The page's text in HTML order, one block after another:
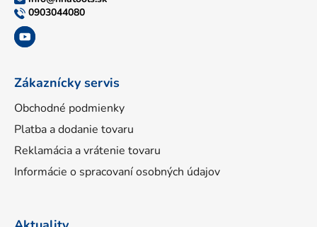
0903044080
Zákaznícky servis
Obchodné podmienky
Platba a dodanie tovaru
Reklamácia a vrátenie tovaru
Informácie o spracovaní osobných údajov